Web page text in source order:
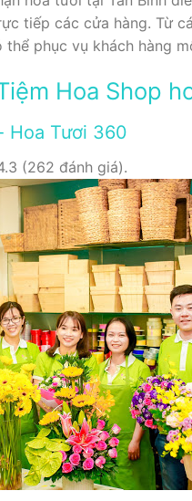
tiếp các cửa hàng. Từ
phục vụ khách hàng
Hoa Shop
Hoa Tươi 360
(262 đánh giá).